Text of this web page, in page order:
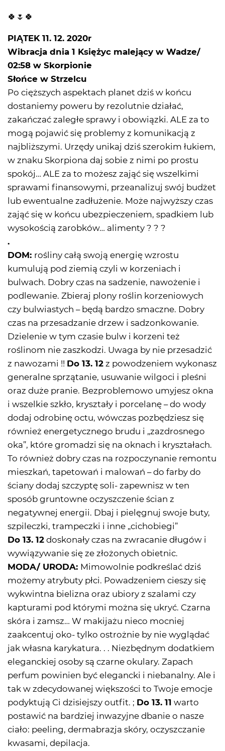
🍀🌷🍀
PIĄTEK 11. 12. 2020r
Wibracja dnia 1 Księżyc malejący w Wadze/
02:58 w Skorpionie
Słońce w Strzelcu
Po cięższych aspektach planet dziś w końcu
dostaniemy poweru by rezolutnie działać,
zakańczać zaległe sprawy i obowiązki. ALE za to
mogą pojawić się problemy z komunikacją z
najbliższymi. Urzędy unikaj dziś szerokim łukiem,
w znaku Skorpiona daj sobie z nimi po prostu
spokój… ALE za to możesz zająć się wszelkimi
sprawami finansowymi, przeanalizuj swój budżet
lub ewentualne zadłużenie. Może najwyższy czas
zająć się w końcu ubezpieczeniem, spadkiem lub
wysokością zarobków… alimenty ? ? ?
.
DOM: rośliny całą swoją energię wzrostu
kumulują pod ziemią czyli w korzeniach i
bulwach. Dobry czas na sadzenie, nawożenie i
podlewanie. Zbieraj plony roślin korzeniowych
czy bulwiastych – będą bardzo smaczne. Dobry
czas na przesadzanie drzew i sadzonkowanie.
Dzielenie w tym czasie bulw i korzeni też
roślinom nie zaszkodzi. Uwaga by nie przesadzić
z nawozami !! Do 13. 12 z powodzeniem wykonasz
generalne sprzątanie, usuwanie wilgoci i pleśni
oraz duże pranie. Bezproblemowo umyjesz okna
i wszelkie szkło, kryształy i porcelanę – do wody
dodaj odrobinę octu, wówczas pozbędziesz się
również energetycznego brudu i „zazdrosnego
oka”, które gromadzi się na oknach i kryształach.
To również dobry czas na rozpoczynanie remontu
mieszkań, tapetowań i malowań – do farby do
ściany dodaj szczyptę soli- zapewnisz w ten
sposób gruntowne oczyszczenie ścian z
negatywnej energii. Dbaj i pielęgnuj swoje buty,
szpileczki, trampeczki i inne „cichobiegi”
Do 13. 12 doskonały czas na zwracanie długów i
wywiązywanie się ze złożonych obietnic.
MODA/ URODA: Mimowolnie podkreślać dziś
możemy atrybuty płci. Powadzeniem cieszy się
wykwintna bielizna oraz ubiory z szalami czy
kapturami pod którymi można się ukryć. Czarna
skóra i zamsz… W makijażu nieco mocniej
zaakcentuj oko- tylko ostrożnie by nie wyglądać
jak własna karykatura. . . Niezbędnym dodatkiem
eleganckiej osoby są czarne okulary. Zapach
perfum powinien być elegancki i niebanalny. Ale i
tak w zdecydowanej większości to Twoje emocje
podyktują Ci dzisiejszy outfit. ; Do 13. 11 warto
postawić na bardziej inwazyjne dbanie o nasze
ciało: peeling, dermabrazja skóry, oczyszczanie
kwasami, depilacja.